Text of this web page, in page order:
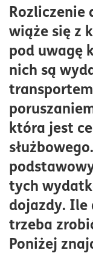
Jaka jest
Ryczałt za
Czy ryczałt za
Ryczałt za
Rozliczenie
wiąże się z
pod uwagę
nich są
która jest
tych
dojazdy. Ile
trzeba
Poniżej